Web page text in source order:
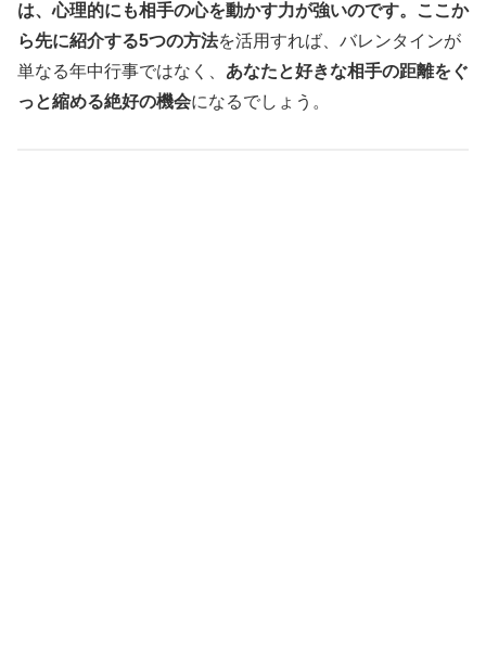
は、心理的にも相手の心を動かす力が強いのです。ここか
ら先に紹介する5つの方法を活用すれば、バレンタインが
単なる年中行事ではなく、 あなたと好きな相手の距離をぐ
っと縮める絶好の機会になるでしょう。